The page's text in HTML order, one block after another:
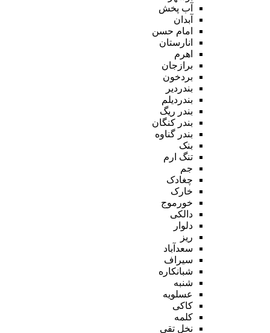
آب پخش
آبدان
امام حسن
انارستان
اهرم
برازجان
بردخون
بندردیر
بندردیلم
بندر ریگ
بندر کنگان
بندر گناوه
بنک
تنگ ارم
جم
چغادک
خارک
خورموج
دالکی
دلوار
ریز
سعدآباد
سیراف
شبانکاره
شنبه
عسلویه
کاکی
کلمه
نخل تقی